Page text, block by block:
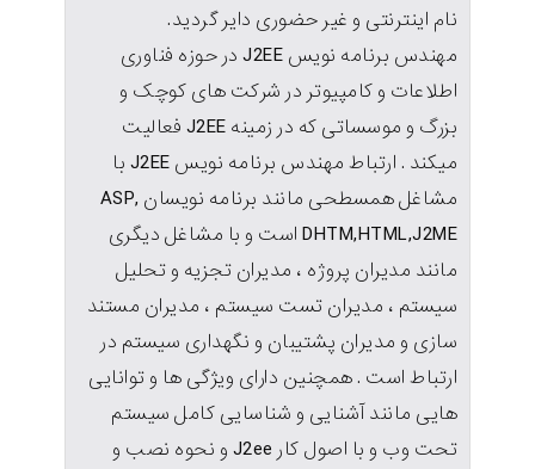
نام اینترنتی و غیر حضوری دایر گردید.
مهندس برنامه نویس J2EE در حوزه فناوری
اطلاعات و کامپیوتر در شرکت های کوچک و
بزرگ و موسساتی که در زمینه J2EE فعالیت
میکند . ارتباط مهندس برنامه نویس J2EE با
مشاغل همسطحی مانند برنامه نویسان ,ASP
DHTM,HTML,J2ME است و با مشاغل دیگری
مانند مدیران پروژه ، مدیران تجزیه و تحلیل
سیستم ، مدیران تست سیستم ، مدیران مستند
سازی و مدیران پشتیبان و نگهداری سیستم در
ارتباط است . همچنین دارای ویژگی ها و توانایی
هایی مانند آشنایی و شناسایی کامل سیستم
تحت وب و با اصول کار J2ee و نحوه نصب و